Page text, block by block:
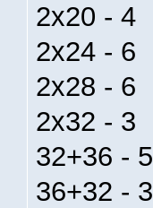
2х20 - 4
2х24 - 6
2х28 - 6
2х32 - 3
32+36 - 5
36+32 - 3